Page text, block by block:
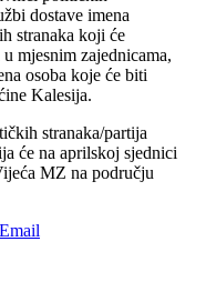
dostave imena
stranaka koji će
mjesnim zajednicama,
osoba koje će biti
Kalesija.
stranaka/partija
će na aprilskoj sjednici
MZ na području
Email